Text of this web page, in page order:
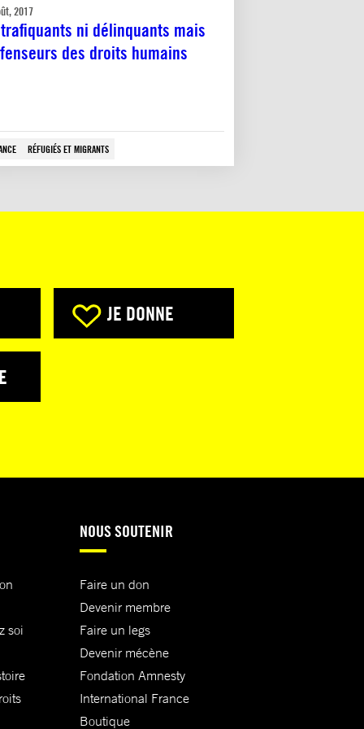
2017
ni délinquants mais
des droits humains
RÉFUGIÉS ET MIGRANTS
JE DONNE
soi
NOUS SOUTENIR
Faire un don
Devenir membre
Faire un legs
Devenir mécène
Fondation Amnesty
International France
Boutique